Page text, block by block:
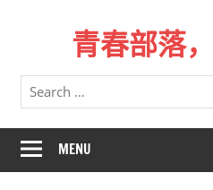
青春部落
青
春
一
场
MENU